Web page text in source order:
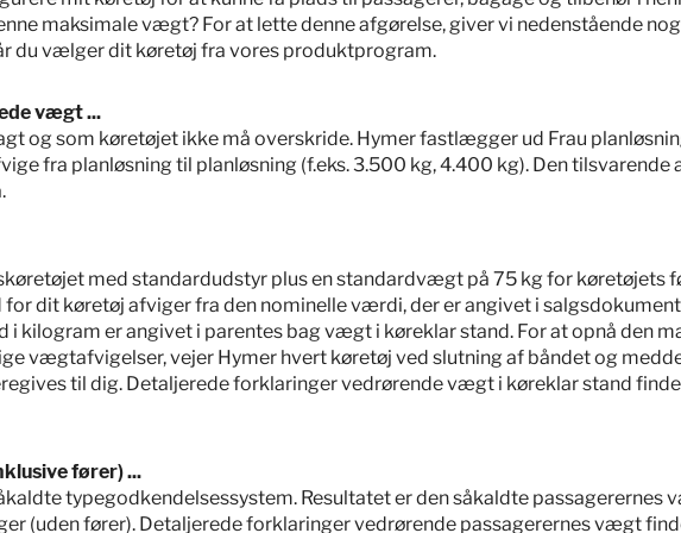
maksimale vægt? For at lette denne afgørelse, giver vi nedenstående
du vælger dit køretøj fra vores produktprogram.
vægt ...
og som køretøjet ikke må overskride. Hymer fastlægger ud Frau
fra planløsning til planløsning (f.eks. 3.500 kg, 4.400 kg). Den tilsvarende
med standardudstyr plus en standardvægt på 75 kg for køretøjets
dit køretøj afviger fra den nominelle værdi, der er angivet i
i kilogram er angivet i parentes bag vægt i køreklar stand. For at opnå den
vægtafvigelser, vejer Hymer hvert køretøj ved slutning af båndet og
til dig. Detaljerede forklaringer vedrørende vægt i køreklar stand
fører) ...
typegodkendelsessystem. Resultatet er den såkaldte passagerernes
(uden fører). Detaljerede forklaringer vedrørende passagerernes vægt